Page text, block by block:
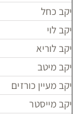
יקב כחל
יקב לוי
יקב לוריא
יקב מיטב
יקב מעיין כורזים
יקב מייסטר